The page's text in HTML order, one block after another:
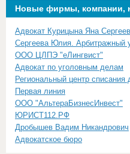
Новые фирмы, компании,
Адвокат Курицына Яна
Сергеева Юлия.
ООО ЦЛПЭ "еЛингвист"
Адвокат по уголовным делам
Региональный центр списания
Первая линия
ООО "АльтераБизнесИнвест"
ЮРИСТ112.РФ
Дробышев Вадим Никандрович
Адвокатское бюро